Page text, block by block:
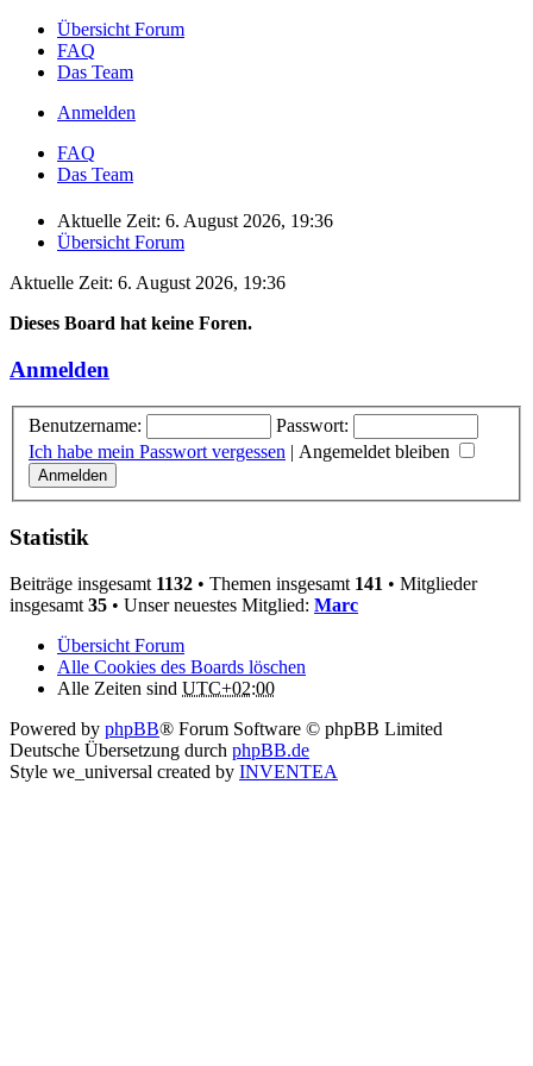
Übersicht Forum
FAQ
Das Team
Anmelden
FAQ
Das Team
Aktuelle Zeit: 6. August 2026, 19:36
Übersicht Forum
Aktuelle Zeit: 6. August 2026, 19:36
Dieses Board hat keine Foren.
Anmelden
Benutzername:
Passwort:
Ich habe mein Passwort vergessen
Angemeldet bleiben
Statistik
Beiträge insgesamt 1132 • Themen insgesamt 141 • Mitglieder
insgesamt 35 • Unser neuestes Mitglied: Marc
Übersicht Forum
Alle Cookies des Boards löschen
Alle Zeiten sind UTC+02:00
Powered by phpBB® Forum Software © phpBB Limited
Deutsche Übersetzung durch phpBB.de
Style we_universal created by INVENTEA